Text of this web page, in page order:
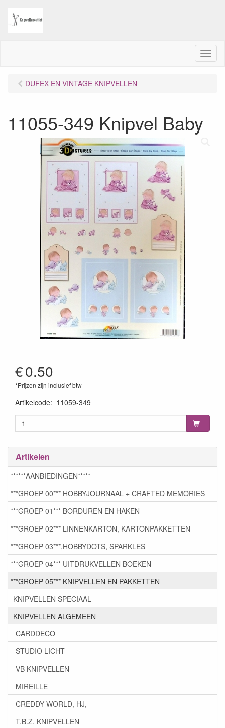
M
e
DUFEX EN VINTAGE KNIPVELLEN
11055-349 Knipvel Baby
€0.50
*Prijzen zijn inclusief btw
Artikelcode: 11059-349
Artikelen
******AANBIEDINGEN*****
***GROEP 00*** HOBBYJOURNAAL + CRAFTED MEMORIES
***GROEP 01*** BORDUREN EN HAKEN
***GROEP 02*** LINNENKARTON, KARTONPAKKETTEN
***GROEP 03***,HOBBYDOTS, SPARKLES
***GROEP 04*** UITDRUKVELLEN BOEKEN
***GROEP 05*** KNIPVELLEN EN PAKKETTEN
KNIPVELLEN SPECIAAL
KNIPVELLEN ALGEMEEN
CARDDECO
STUDIO LICHT
VB KNIPVELLEN
MIREILLE
CREDDY WORLD, HJ,
T.B.Z. KNIPVELLEN